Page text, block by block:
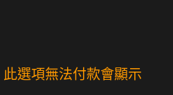
選項無法付款會顯示